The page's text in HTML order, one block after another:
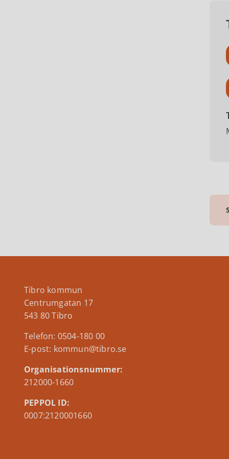
Tibro kommun
Centrumgatan 17
543 80 Tibro
Telefon: 0504-180 00
E-post: kommun@tibro.se
Organisationsnummer:
212000-1660
PEPPOL ID:
0007:2120001660